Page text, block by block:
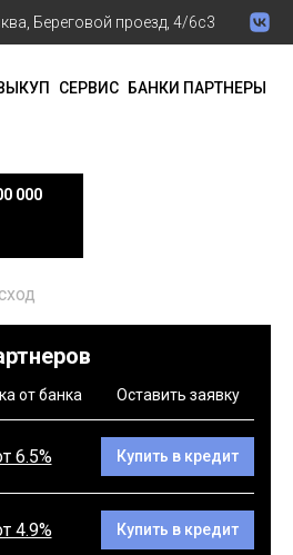
Береговой проезд, 4/6с3
СЕРВИС БАНКИ ПАРТНЕРЫ
000
от банка Оставить заявку
6.5% Купить в кредит
4.9% Купить в кредит